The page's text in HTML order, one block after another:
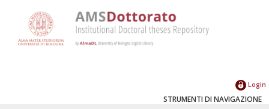
Login
STRUMENTI DI NAVIGAZIONE